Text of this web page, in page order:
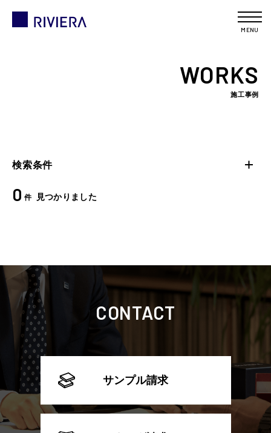
MENU
WORKS
施工事例
0 件 見つかりました
検索条件
CONTACT
サンプル請求